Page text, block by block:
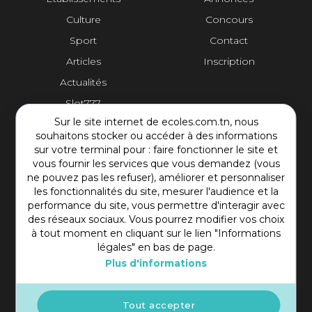
Collégien
Niveau d'étude
Votre message
Votre pièce jointe
Un seul fichier. Limité à 2 Mo. Types autorisés : pdf.
Sur le site internet de ecoles.com.tn, nous
souhaitons stocker ou accéder à des informations
sur votre terminal pour : faire fonctionner le site et
vous fournir les services que vous demandez (vous
ne pouvez pas les refuser), améliorer et personnaliser
les fonctionnalités du site, mesurer l'audience et la
performance du site, vous permettre d'interagir avec
des réseaux sociaux. Vous pourrez modifier vos choix
à tout moment en cliquant sur le lien "Informations
légales" en bas de page.
Plus d'informations
Tout accepter
Culture
Sport
Articles
Actualités
Slot777
Concours
Contact
Inscription
Contact Plateforme
Rue Mohamed Shim, Rbat Monastir 5000 Tunisie
+216 97 50 60 54
contact@ecoles.com.tn